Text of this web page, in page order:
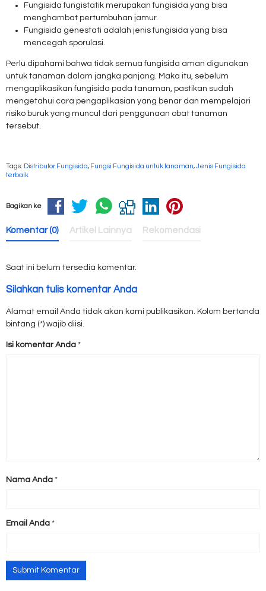
Fungisida fungistatik merupakan fungisida yang bisa
menghambat pertumbuhan jamur.
Fungisida genestati adalah jenis fungisida yang bisa
mencegah sporulasi.
Perlu dipahami bahwa tidak semua fungisida aman digunakan
untuk tanaman dalam jangka panjang. Maka itu, sebelum
mengaplikasikan fungisida pada tanaman, pastikan sudah
mengetahui cara pengaplikasian yang benar dan mempelajari
risiko buruk yang muncul dari penggunaan obat tanaman
tersebut.
Tags: Distributor Fungisida, Fungsi Fungisida untuk tanaman,Jenis Fungisida
terbaik
Bagikan ke
Komentar (0) Artikel Lainnya Rekomendasi
Saat ini belum tersedia komentar.
Silahkan tulis komentar Anda
Alamat email Anda tidak akan kami publikasikan. Kolom bertanda
bintang (*) wajib diisi.
Isi komentar Anda *
Nama Anda *
Email Anda *